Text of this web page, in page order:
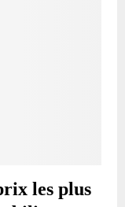
les plus